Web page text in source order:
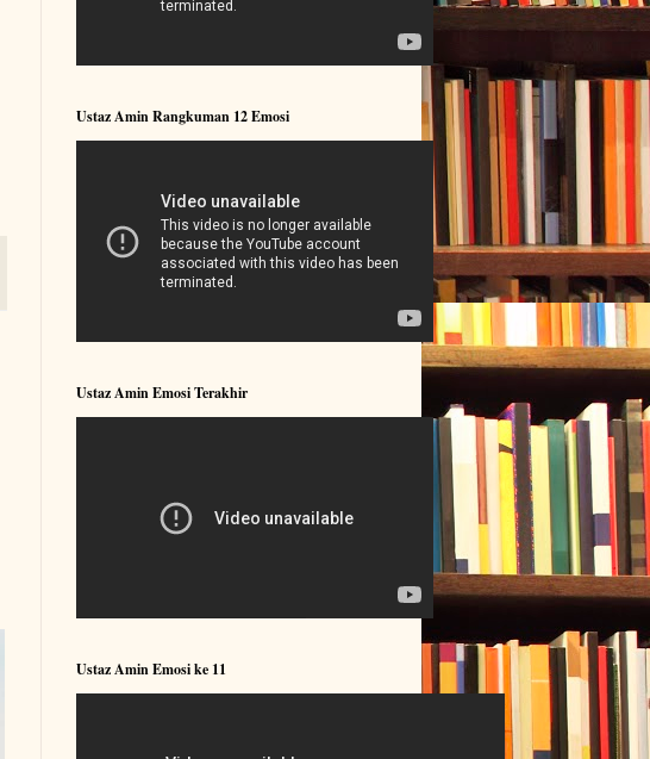
Ustaz Amin Rangkuman 12 Emosi
Ustaz Amin Emosi Terakhir
Ustaz Amin Emosi ke 11